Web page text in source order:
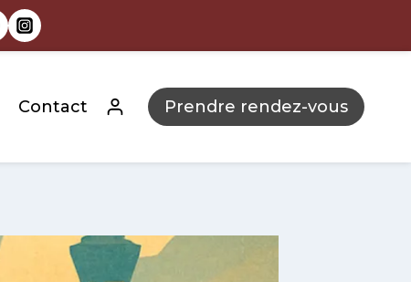
Contact Prendre rendez-vous